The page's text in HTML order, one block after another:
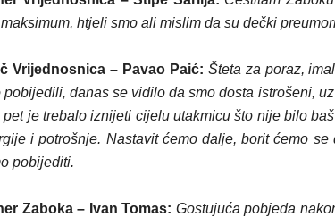
htjeli smo ali mislim da su dečki
Vrijednosnica – Pavao Paić: Šteta za poraz,
pobijedili, danas se vidilo da smo dosta istrošeni,
pet je trebalo iznijeti cijelu utakmicu što nije bilo
i potrošnje. Nastavit ćemo dalje, borit ćemo
pobijediti.
Zaboka – Ivan Tomas: Gostujuća pobjeda